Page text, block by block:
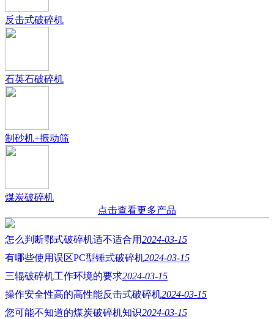
反击式破碎机
石英石破碎机
制砂机+振动筛
煤炭破碎机
点击查看更多产品
怎么判断鄂式破碎机适不适合用2024-03-15
有哪些使用误区PC型锤式破碎机2024-03-15
三辊破碎机工作环境的要求2024-03-15
操作安全性高的高性能反击式破碎机2024-03-15
您可能不知道的煤炭破碎机知识2024-03-15